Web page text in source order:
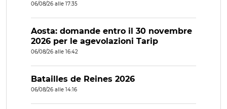
06/08/26 alle 17:35
Aosta: domande entro il 30 novembre
2026 per le agevolazioni Tarip
06/08/26 alle 16:42
Batailles de Reines 2026
06/08/26 alle 14:16